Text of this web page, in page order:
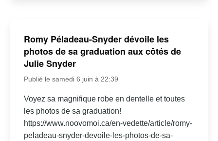
Romy Péladeau-Snyder dévoile les
photos de sa graduation aux côtés de
Julie Snyder
Publié le samedi 6 juin à 22:39
Voyez sa magnifique robe en dentelle et toutes
les photos de sa graduation!
https://www.noovomoi.ca/en-vedette/article/romy-
peladeau-snyder-devoile-les-photos-de-sa-